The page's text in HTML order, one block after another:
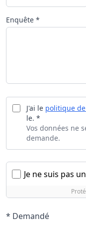
Enquête *
J'ai le politique
le. *
Vos données ne
demande.
Je ne suis pas
* Demandé